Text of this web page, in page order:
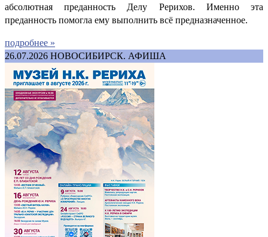
абсолютная преданность Делу Рерихов. Именно эта
преданность помогла ему выполнить всё предназначенное.
подробнее »
26.07.2026 НОВОСИБИРСК. АФИША